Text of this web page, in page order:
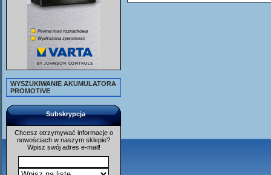
WYSZUKIWANIE AKUMULATORA
PROMOTIVE
Subskrypcja
Chcesz otrzymywać informacje o
nowościach w naszym sklepie?
Wpisz swój adres e-mail!